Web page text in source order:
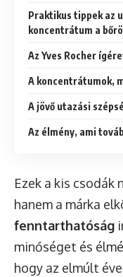
Praktikus tippek az
koncentrátum a
Az Yves Rocher
A koncentrátumok,
A jövő utazási
Az élmény, ami
Ezek a kis csodák
hanem a márka
fenntarthatóság
minőséget és
hogy az elmúlt